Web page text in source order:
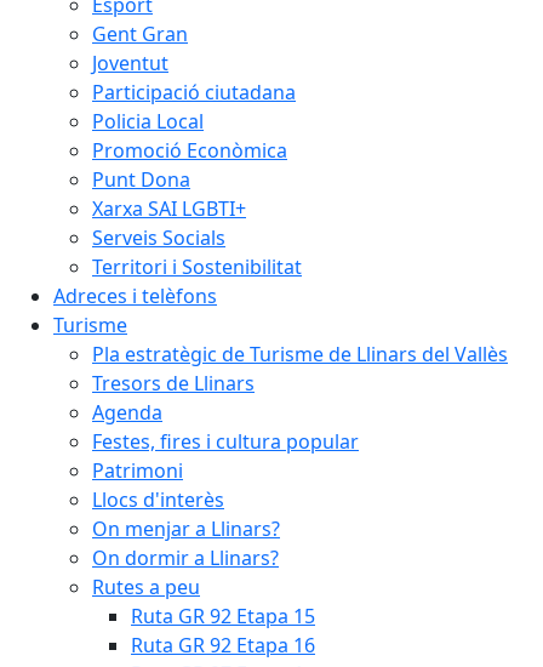
Gent Gran
Joventut
Participació ciutadana
Policia Local
Promoció Econòmica
Punt Dona
Xarxa SAI LGBTI+
Serveis Socials
Territori i Sostenibilitat
Adreces i telèfons
Turisme
Pla estratègic de Turisme de Llinars del Vallès
Tresors de Llinars
Agenda
Festes, fires i cultura popular
Patrimoni
Llocs d'interès
On menjar a Llinars?
On dormir a Llinars?
Rutes a peu
Ruta GR 92 Etapa 15
Ruta GR 92 Etapa 16